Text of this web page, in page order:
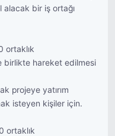
bir iş ortağı
ortaklık
birlikte hareket edilmesi
projeye yatırım
isteyen kişiler için.
ortaklık